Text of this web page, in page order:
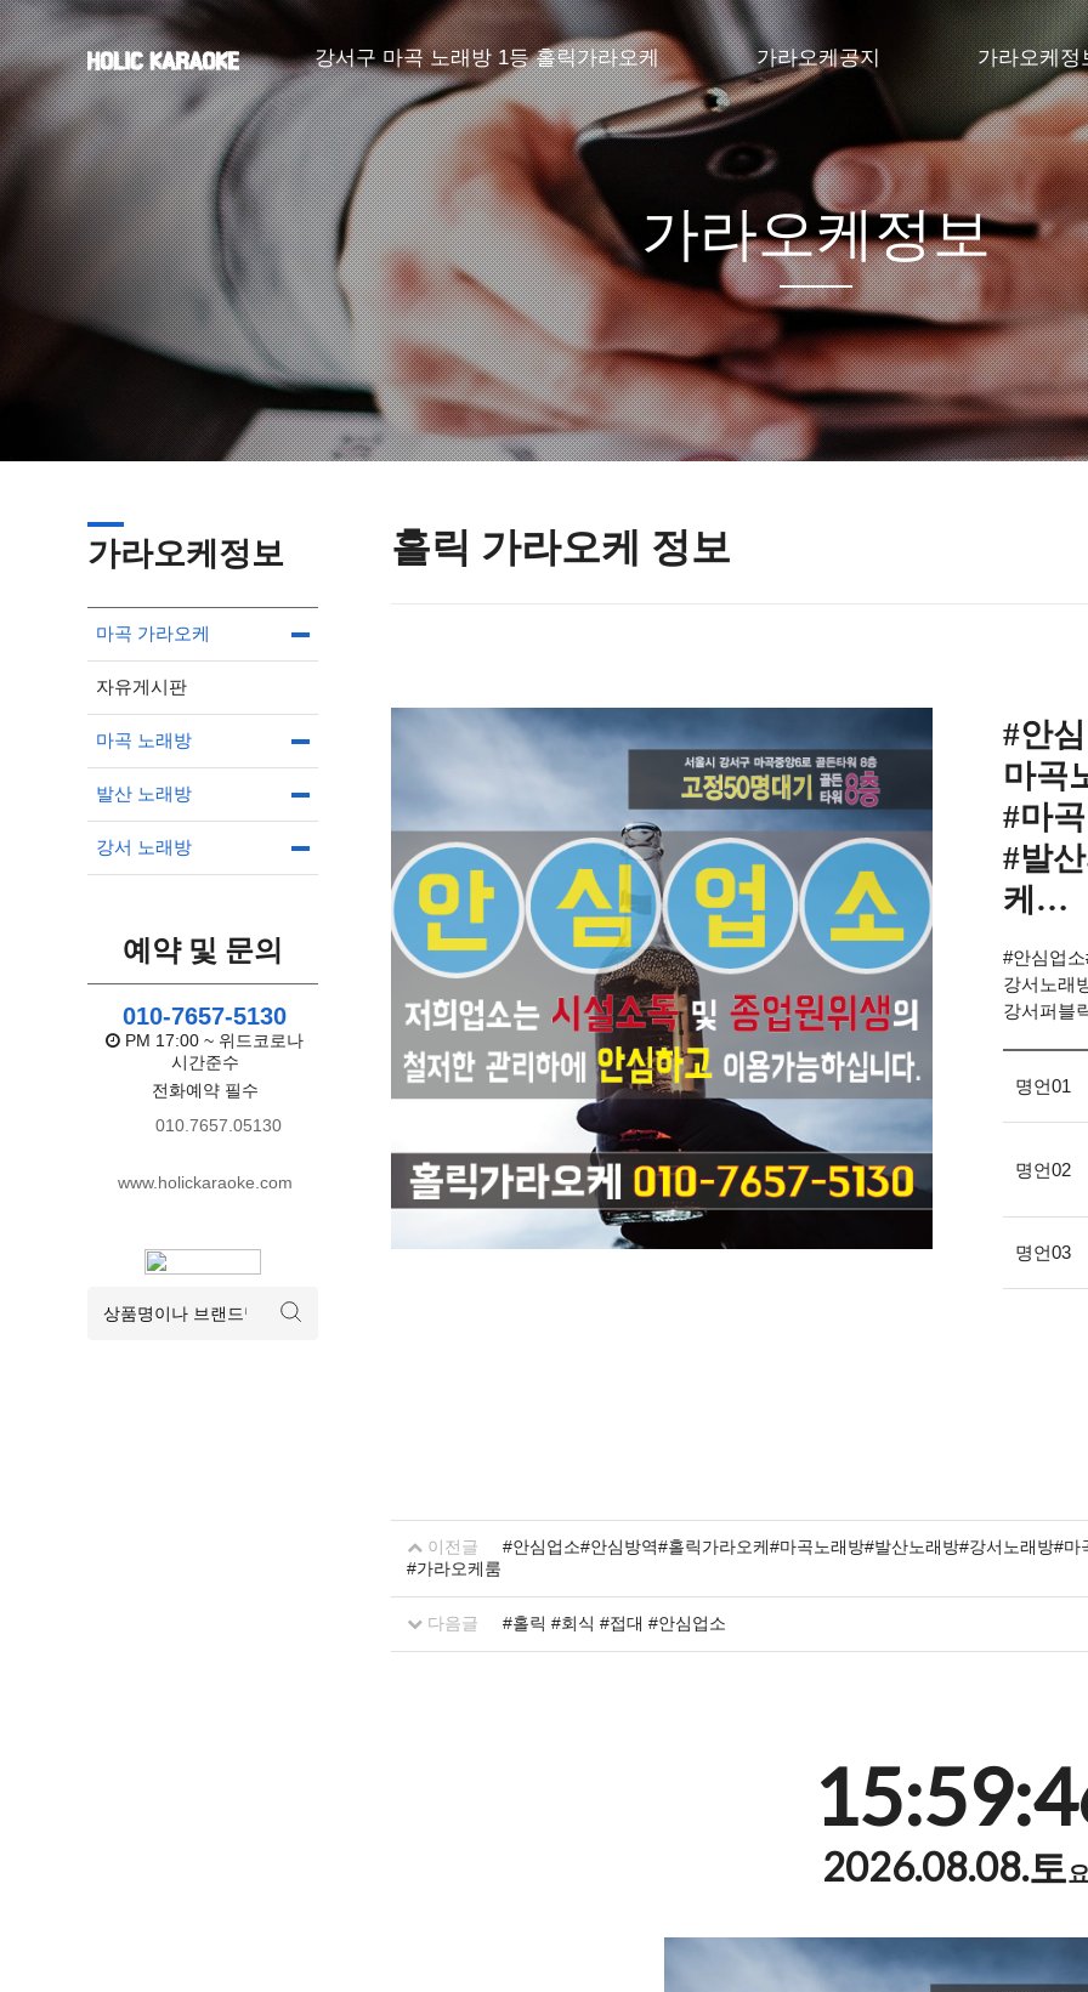
강서구 마곡 노래방 1등 홀릭가라오케
#마곡룸#발산룸
#마곡가라오케#발산가라오케#강서가라오케
#마곡퍼블릭#발산퍼블릭#강서퍼블릭
#마곡노래방#발산노래방#강서노래방
가라오케공지 가라오케정
마곡 가라오케
자유게시판
마곡 노래방
발산 노래방
강서 노래방
가라오케정보
가라오케정보
마곡 가라오케
자유게시판
마곡 노래방
발산 노래방
강서 노래방
예약 및 문의
010-7657-5130
PM 17:00 ~ 위드코로나
시간준수
전화예약 필수
010.7657.05130
www.holickaraoke.com
홀릭 가라오케 정보
#안
마곡
#마
#발
케…
#안심업
강서노래
강서퍼블
명언01
명언02
명언03
이전글
#안심업소#안심방역#홀릭가라오케#마곡노래방#발산노래방#강서노래방#
#가라오케룸
다음글 #홀릭 #회식 #접대 #안심업소
2026.08.08.토